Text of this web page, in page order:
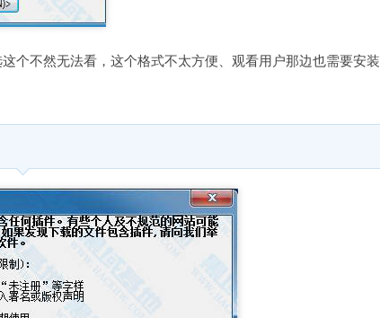
个不然无法看，这个格式不太方便、观看用户那边也需要安装